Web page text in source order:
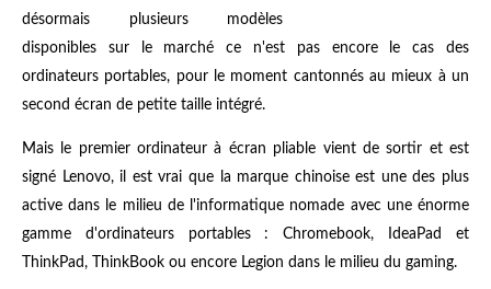
désormais plusieurs modèles
disponibles sur le marché ce n'est pas encore le cas des
ordinateurs portables, pour le moment cantonnés au mieux à un
second écran de petite taille intégré.
Mais le premier ordinateur à écran pliable vient de sortir et est
signé Lenovo, il est vrai que la marque chinoise est une des plus
active dans le milieu de l'informatique nomade avec une énorme
gamme d'ordinateurs portables : Chromebook, IdeaPad et
ThinkPad, ThinkBook ou encore Legion dans le milieu du gaming.